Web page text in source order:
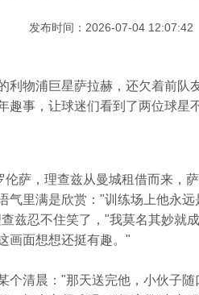
发布时间：2026-07-04 12:07:42
物浦巨星萨拉赫，还欠着前队
趣事，让球迷们看到了两位球星
，理查兹从曼城租借而来，萨
气里满是欣赏："训练场上他永
兹忍不住笑了，"我莫名其妙就
画面想想还挺有趣。"
清晨："那天送完他，小伙子随